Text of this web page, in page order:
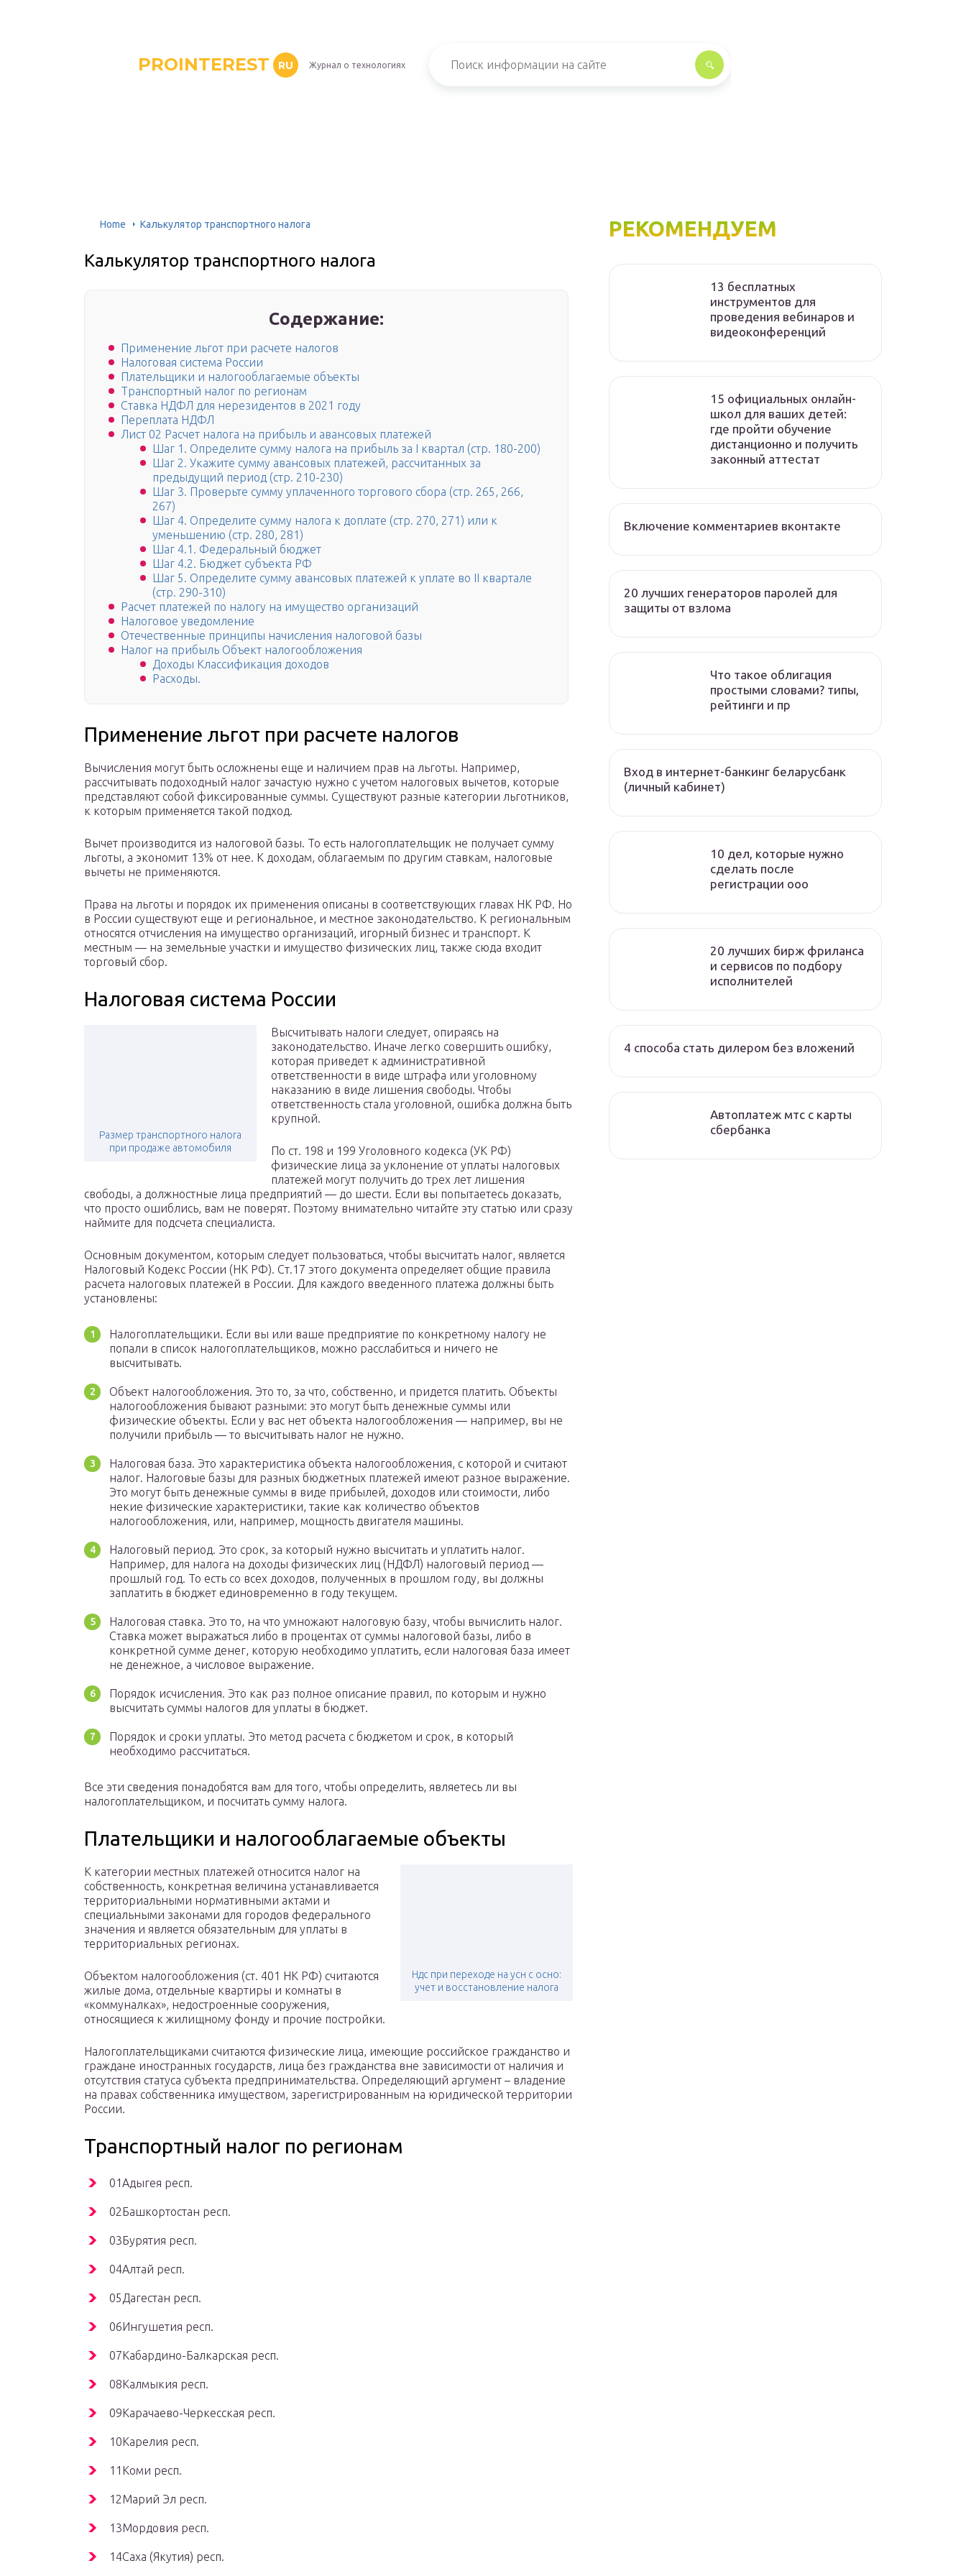
PROINTEREST RU Журнал о технологиях
Home Калькулятор транспортного налога
Калькулятор транспортного налога
Содержание:
Применение льгот при расчете налогов
Налоговая система России
Плательщики и налогооблагаемые объекты
Транспортный налог по регионам
Ставка НДФЛ для нерезидентов в 2021 году
Переплата НДФЛ
Лист 02 Расчет налога на прибыль и авансовых платежей
Шаг 1. Определите сумму налога на прибыль за I квартал (стр. 180-200)
Шаг 2. Укажите сумму авансовых платежей, рассчитанных за
предыдущий период (стр. 210-230)
Шаг 3. Проверьте сумму уплаченного торгового сбора (стр. 265, 266,
267)
Шаг 4. Определите сумму налога к доплате (стр. 270, 271) или к
уменьшению (стр. 280, 281)
Шаг 4.1. Федеральный бюджет
Шаг 4.2. Бюджет субъекта РФ
Шаг 5. Определите сумму авансовых платежей к уплате во II квартале
(стр. 290-310)
Расчет платежей по налогу на имущество организаций
Налоговое уведомление
Отечественные принципы начисления налоговой базы
Налог на прибыль Объект налогообложения
Доходы Классификация доходов
Расходы.
Применение льгот при расчете налогов
Вычисления могут быть осложнены еще и наличием прав на льготы. Например,
рассчитывать подоходный налог зачастую нужно с учетом налоговых вычетов, которые
представляют собой фиксированные суммы. Существуют разные категории льготников,
к которым применяется такой подход.
Вычет производится из налоговой базы. То есть налогоплательщик не получает сумму
льготы, а экономит 13% от нее. К доходам, облагаемым по другим ставкам, налоговые
вычеты не применяются.
Права на льготы и порядок их применения описаны в соответствующих главах НК РФ. Но
в России существуют еще и региональное, и местное законодательство. К региональным
относятся отчисления на имущество организаций, игорный бизнес и транспорт. К
местным — на земельные участки и имущество физических лиц, также сюда входит
торговый сбор.
Налоговая система России
Размер транспортного налога
при продаже автомобиля
Высчитывать налоги следует, опираясь на
законодательство. Иначе легко совершить ошибку,
которая приведет к административной
ответственности в виде штрафа или уголовному
наказанию в виде лишения свободы. Чтобы
ответственность стала уголовной, ошибка должна быть
крупной.
По ст. 198 и 199 Уголовного кодекса (УК РФ)
физические лица за уклонение от уплаты налоговых
платежей могут получить до трех лет лишения
свободы, а должностные лица предприятий — до шести. Если вы попытаетесь доказать,
что просто ошиблись, вам не поверят. Поэтому внимательно читайте эту статью или сразу
наймите для подсчета специалиста.
Основным документом, которым следует пользоваться, чтобы высчитать налог, является
Налоговый Кодекс России (НК РФ). Ст.17 этого документа определяет общие правила
расчета налоговых платежей в России. Для каждого введенного платежа должны быть
установлены:
Налогоплательщики. Если вы или ваше предприятие по конкретному налогу не
попали в список налогоплательщиков, можно расслабиться и ничего не
высчитывать.
Объект налогообложения. Это то, за что, собственно, и придется платить. Объекты
налогообложения бывают разными: это могут быть денежные суммы или
физические объекты. Если у вас нет объекта налогообложения — например, вы не
получили прибыль — то высчитывать налог не нужно.
Налоговая база. Это характеристика объекта налогообложения, с которой и считают
налог. Налоговые базы для разных бюджетных платежей имеют разное выражение.
Это могут быть денежные суммы в виде прибылей, доходов или стоимости, либо
некие физические характеристики, такие как количество объектов
налогообложения, или, например, мощность двигателя машины.
Налоговый период. Это срок, за который нужно высчитать и уплатить налог.
Например, для налога на доходы физических лиц (НДФЛ) налоговый период —
прошлый год. То есть со всех доходов, полученных в прошлом году, вы должны
заплатить в бюджет единовременно в году текущем.
Налоговая ставка. Это то, на что умножают налоговую базу, чтобы вычислить налог.
Ставка может выражаться либо в процентах от суммы налоговой базы, либо в
конкретной сумме денег, которую необходимо уплатить, если налоговая база имеет
не денежное, а числовое выражение.
Порядок исчисления. Это как раз полное описание правил, по которым и нужно
высчитать суммы налогов для уплаты в бюджет.
Порядок и сроки уплаты. Это метод расчета с бюджетом и срок, в который
необходимо рассчитаться.
Все эти сведения понадобятся вам для того, чтобы определить, являетесь ли вы
налогоплательщиком, и посчитать сумму налога.
Плательщики и налогооблагаемые объекты
Ндс при переходе на усн с осно:
учет и восстановление налога
К категории местных платежей относится налог на
собственность, конкретная величина устанавливается
территориальными нормативными актами и
специальными законами для городов федерального
значения и является обязательным для уплаты в
территориальных регионах.
Объектом налогообложения (ст. 401 НК РФ) считаются
жилые дома, отдельные квартиры и комнаты в
«коммуналках», недостроенные сооружения,
относящиеся к жилищному фонду и прочие постройки.
Налогоплательщиками считаются физические лица, имеющие российское гражданство и
граждане иностранных государств, лица без гражданства вне зависимости от наличия и
отсутствия статуса субъекта предпринимательства. Определяющий аргумент – владение
на правах собственника имуществом, зарегистрированным на юридической территории
России.
Транспортный налог по регионам
01Адыгея респ.
02Башкортостан респ.
03Бурятия респ.
04Алтай респ.
05Дагестан респ.
06Ингушетия респ.
07Кабардино-Балкарская респ.
08Калмыкия респ.
09Карачаево-Черкесская респ.
10Карелия респ.
11Коми респ.
12Марий Эл респ.
13Мордовия респ.
14Саха (Якутия) респ.
РЕКОМЕНДУЕМ
13 бесплатных
инструментов для
проведения вебинаров и
видеоконференций
15 официальных онлайн-
школ для ваших детей:
где пройти обучение
дистанционно и получить
законный аттестат
Включение комментариев вконтакте
20 лучших генераторов паролей для
защиты от взлома
Что такое облигация
простыми словами? типы,
рейтинги и пр
Вход в интернет-банкинг беларусбанк
(личный кабинет)
10 дел, которые нужно
сделать после
регистрации ооо
20 лучших бирж фриланса
и сервисов по подбору
исполнителей
4 способа стать дилером без вложений
Автоплатеж мтс с карты
сбербанка